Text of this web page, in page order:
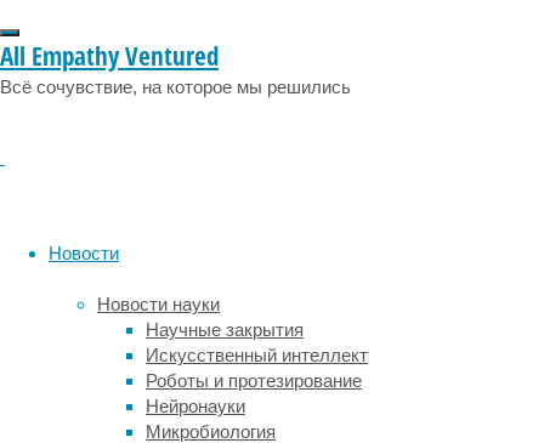
All Empathy Ventured
Всё сочувствие, на которое мы решились
Новости
Новости науки
Научные закрытия
Искусственный интеллект
Роботы и протезирование
Нейронауки
Микробиология
взаимную
приязнь.
он
самым
выражает
скрытое
неудовольствие.
Дружественный